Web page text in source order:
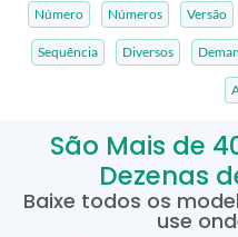
Número Números Versão
Sequência Diversos
São Mais de
Dezenas
Baixe todos os
use